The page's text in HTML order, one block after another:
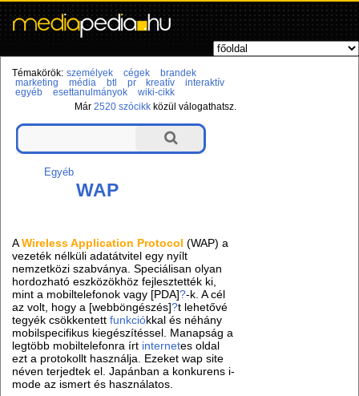
Témakörök: személyek cégek
brandek
marketing
média btl pr kreatív
interaktív
egyéb
esettanulmányok
wiki-cikk
Már2520 szócikk közül válogathatsz.
Egyéb
WAP
AWireless Application Protocol(WAP) a
vezeték nélküli adatátvitel egy nyílt
nemzetközi szabványa. Speciálisan olyan
hordozható eszközökhöz fejlesztették ki,
mint a mobiltelefonok vagy [PDA]?-k. A cél
az volt, hogy a [webböngészés]?t lehetővé
tegyék csökkentettfunkciókkal és néhány
mobilspecifikus kiegészítéssel. Manapság a
legtöbb mobiltelefonra írt internetes oldal
ezt a protokollt használja. Ezeket wap site
néven terjedtek el. Japánban a konkurens i-
mode az ismert és használatos.